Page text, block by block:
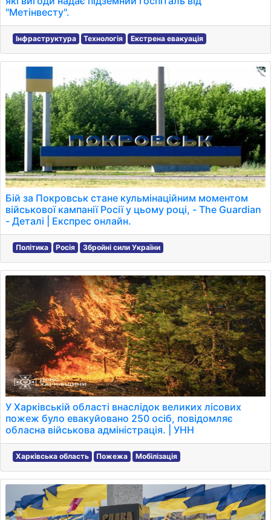
"Метінвесту".
Інфраструктура Технологія Екстрена евакуація
Бій за Покровськ стане кульмінаційним моментом
військової кампанії Росії у цьому році, - The Guardian
- Деталі | Експрес онлайн.
Політика Росія Збройні сили України
У Харківській області внаслідок великих лісових
пожеж було евакуйовано 250 осіб, повідомляє
обласна військова адміністрація. | УНН
Харківська область Пожежа Мобілізація